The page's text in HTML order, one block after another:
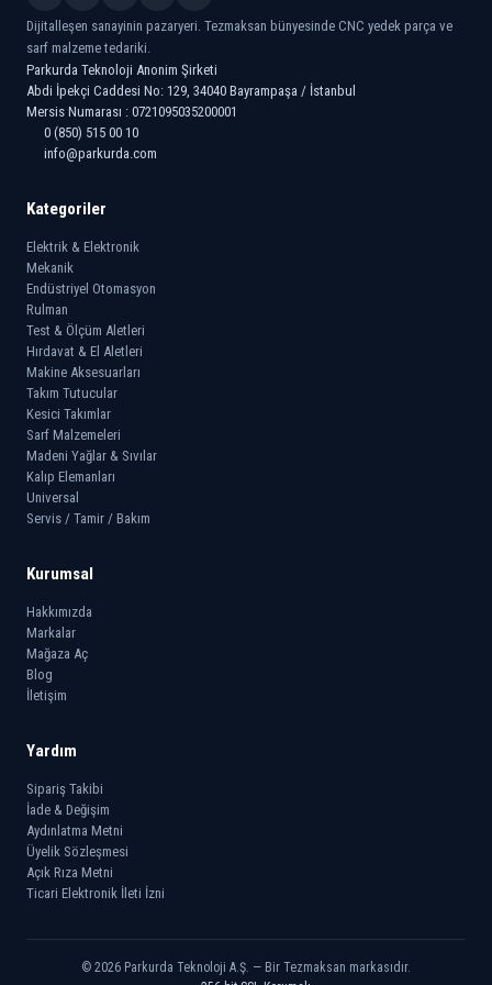
Dijitalleşen sanayinin pazaryeri. Tezmaksan bünyesinde CNC yedek parça ve
sarf malzeme tedariki.
Parkurda Teknoloji Anonim Şirketi
Abdi İpekçi Caddesi No: 129, 34040 Bayrampaşa / İstanbul
Mersis Numarası : 0721095035200001
0 (850) 515 00 10
info@parkurda.com
Kategoriler
Elektrik & Elektronik
Mekanik
Endüstriyel Otomasyon
Rulman
Test & Ölçüm Aletleri
Hırdavat & El Aletleri
Makine Aksesuarları
Takım Tutucular
Kesici Takımlar
Sarf Malzemeleri
Madeni Yağlar & Sıvılar
Kalıp Elemanları
Universal
Servis / Tamir / Bakım
Kurumsal
Hakkımızda
Markalar
Mağaza Aç
Blog
İletişim
Yardım
Sipariş Takibi
İade & Değişim
Aydınlatma Metni
Üyelik Sözleşmesi
Açık Rıza Metni
Ticari Elektronik İleti İzni
© 2026 Parkurda Teknoloji A.Ş. — Bir Tezmaksan markasıdır.